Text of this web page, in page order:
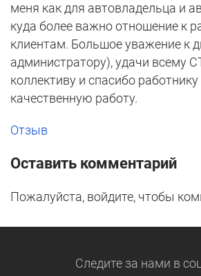
меня как для автовладельца и
куда более важно отношение к
клиентам. Большое уважение к
администратору), удачи всему
коллективу и спасибо
качественную работу.
Отзыв
Оставить комментарий
Пожалуйста, войдите, чтобы
Следите за нами в